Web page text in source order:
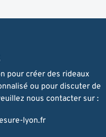
pour créer des rideaux
ou pour discuter de
nous contacter sur :
lyon.fr